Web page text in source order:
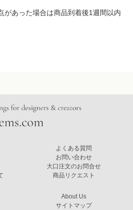
があった場合は商品到着後1週間以内
よくある質問
お問い合わせ
大口注文のお問合せ
商品リクエスト
About Us
サイトマップ